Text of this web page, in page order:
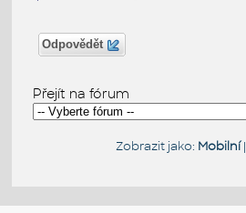
Odpovědět
Přejít na fórum
Zobrazit jako: Mobilní|